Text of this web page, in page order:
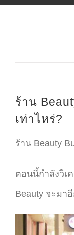
ร้าน
เท่าไหร่?
ร้าน Beauty
ตอนนี้กำลังวิเ
Beauty จะมา